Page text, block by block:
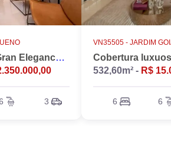
Apartamento Gran Elegance - 4 suites + Home Office
3
VN35505 - JARDIM
532,60m² - R$
6 6